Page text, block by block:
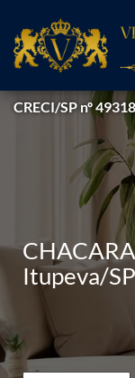
CRECI/SP nº
Itupeva/SP